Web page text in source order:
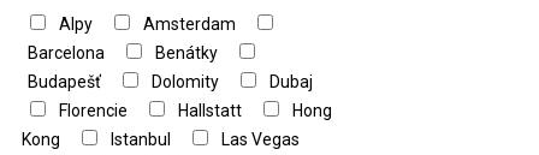
Sam Timm
Sandro Botticelli
Santoro Gorjuss
Schim Schimmel
Severin Roesen
Simon Bolyn
Steve Crisp
Steve Sundram
Sven Hartmann
Thomas
Slovensko
Španělsko
Spojené Arabské Emiráty
Švýcarsko
Thajsko
Turecko
Ukrajina
USA
Velká Británie
Alpy
Amsterdam
Barcelona
Benátky
Budapešť
Dolomity
Dubaj
Florencie
Hallstatt
Hong
Kong
Istanbul
Las Vegas